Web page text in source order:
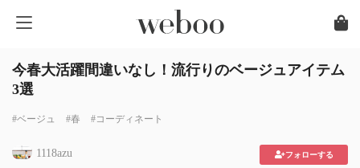
今春大活躍間違いなし！流行りのベージュアイテム
3選
#ベージュ #春 #コーディネート
1118azu フォローする